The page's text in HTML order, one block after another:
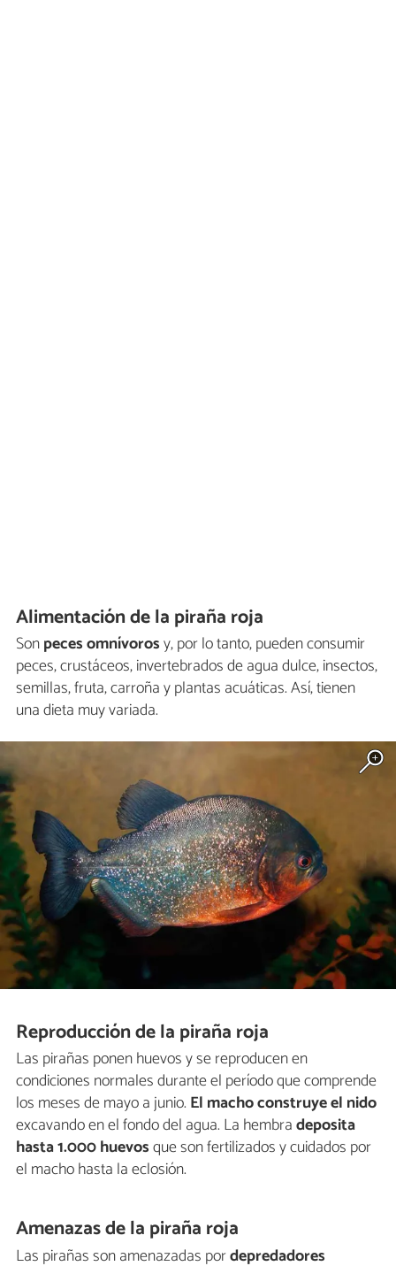
Alimentación de la piraña roja
Sonpeces omnívorosy, por lo tanto, pueden consumir
peces, crustáceos, invertebrados de agua dulce, insectos,
semillas, fruta, carroña y plantas acuáticas. Así, tienen
una dieta muy variada.
Reproducción de la piraña roja
Las pirañas ponen huevos y se reproducen en
condiciones normales durante el período que comprende
los meses de mayo a junio. El macho construye el nido
excavando en el fondo del agua. La hembradeposita
hasta 1.000 huevosque son fertilizados y cuidados por
el macho hasta la eclosión.
Amenazas de la piraña roja
Las pirañas son amenazadas pordepredadores